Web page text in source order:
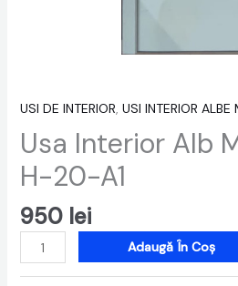
USI DE INTERIOR, USI INTERIOR ALBE
Usa Interior Alb
H-20-A1
950 lei
Adaugă În Coș